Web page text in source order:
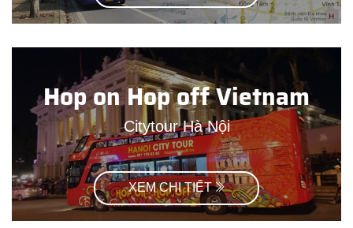
Hop on Hop off Vietnam
Citytour Hà Nội
XEM CHI TIẾT